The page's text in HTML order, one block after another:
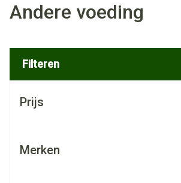
Andere voeding
Filteren
Prijs
Merken